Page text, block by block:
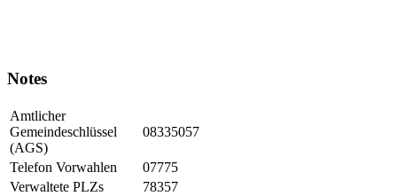
Notes
Amtlicher
Gemeindeschlüssel
(AGS)
08335057
Telefon Vorwahlen
07775
Verwaltete PLZs
78357